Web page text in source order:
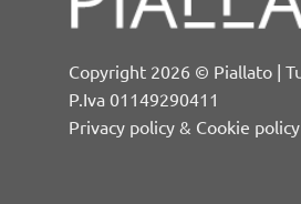
Copyright 2026 © Piallato |
P.Iva 01149290411
Privacy policy & Cookie policy